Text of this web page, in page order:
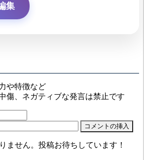
集
や特徴など
傷、ネガティブな発言は禁止です
ません。投稿お待ちしています！